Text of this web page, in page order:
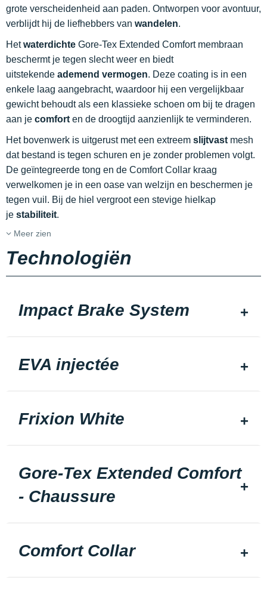
grote verscheidenheid aan paden. Ontworpen voor avontuur,
verblijdt hij de liefhebbers van wandelen.
Hetwaterdichte Gore-Tex Extended Comfort membraan
beschermt je tegen slecht weer en biedt
uitstekende ademend vermogen. Deze coating is in een
enkele laag aangebracht, waardoor hij een vergelijkbaar
gewicht behoudt als een klassieke schoen om bij te dragen
aan je comfort en de droogtijd aanzienlijk te verminderen.
Het bovenwerk is uitgerust met een extreem slijtvast mesh
dat bestand is tegen schuren en je zonder problemen volgt.
De geïntegreerde tong en de Comfort Collar kraag
verwelkomen je in een oase van welzijn en beschermen je
tegen vuil. Bij de hiel vergroot een stevige hielkap
je stabiliteit.
Meer zien
Technologiën
Impact Brake System
EVA injectée
Frixion White
Gore-Tex Extended Comfort
- Chaussure
Comfort Collar